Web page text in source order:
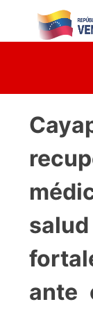
content
ante